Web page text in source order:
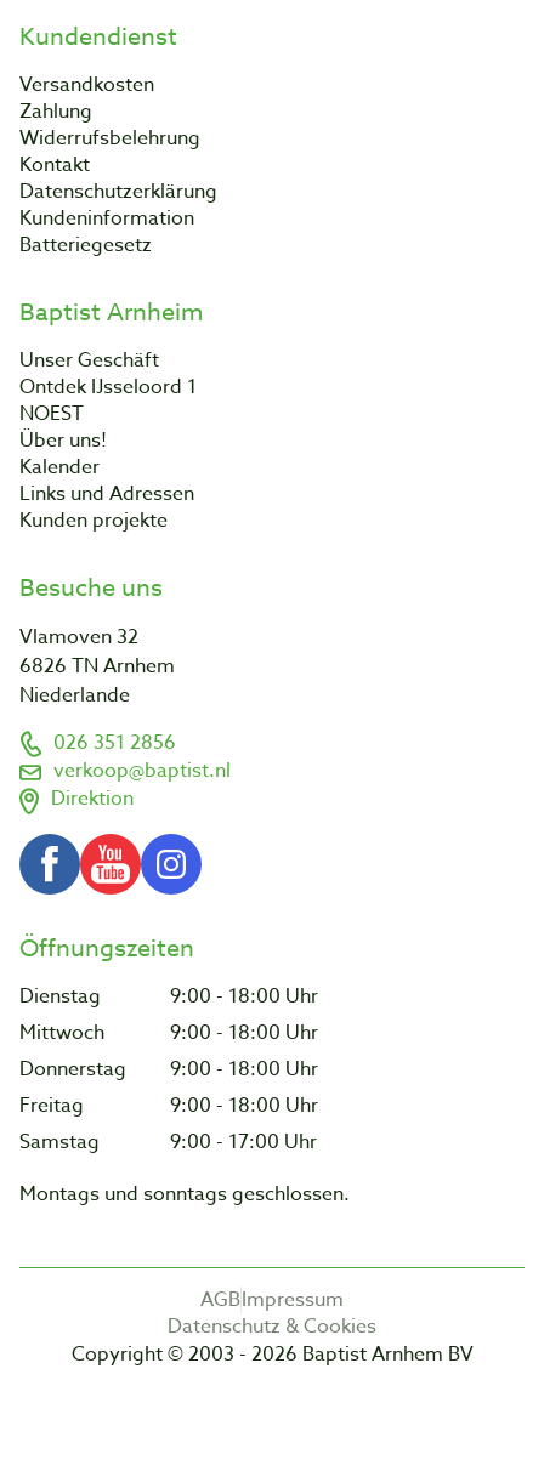
Kundendienst
Versandkosten
Zahlung
Widerrufsbelehrung
Kontakt
Datenschutzerklärung
Kundeninformation
Batteriegesetz
Baptist Arnheim
Unser Geschäft
Ontdek IJsseloord 1
NOEST
Über uns!
Kalender
Links und Adressen
Kunden projekte
Besuche uns
Vlamoven 32
6826 TN Arnhem
Niederlande
026 351 2856
verkoop@baptist.nl
Direktion
Öffnungszeiten
Dienstag
9:00 - 18:00 Uhr
Mittwoch
9:00 - 18:00 Uhr
Donnerstag
9:00 - 18:00 Uhr
Freitag
9:00 - 18:00 Uhr
Samstag
9:00 - 17:00 Uhr
Montags und sonntags geschlossen.
AGBImpressum
Datenschutz & Cookies
Copyright © 2003 - 2026 Baptist Arnhem BV